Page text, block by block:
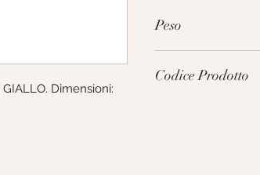
Dimensioni:
Peso
Codice Prodotto